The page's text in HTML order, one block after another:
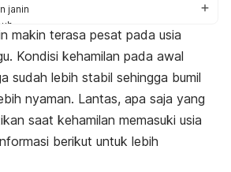
janin
janin
makin terasa pesat pada usia
Kondisi kehamilan pada awal
sudah lebih stabil sehingga bumil
nyaman. Lantas, apa saja yang
saat kehamilan memasuki usia
berikut untuk lebih